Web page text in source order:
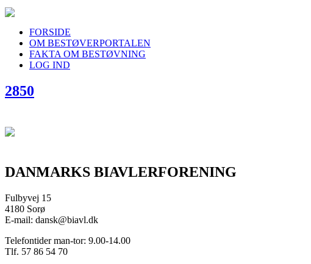
FORSIDE
OM BESTØVERPORTALEN
FAKTA OM BESTØVNING
LOG IND
2850
DANMARKS BIAVLERFORENING
Fulbyvej 15
4180 Sorø
E-mail: dansk@biavl.dk
Telefontider man-tor: 9.00-14.00
Tlf. 57 86 54 70